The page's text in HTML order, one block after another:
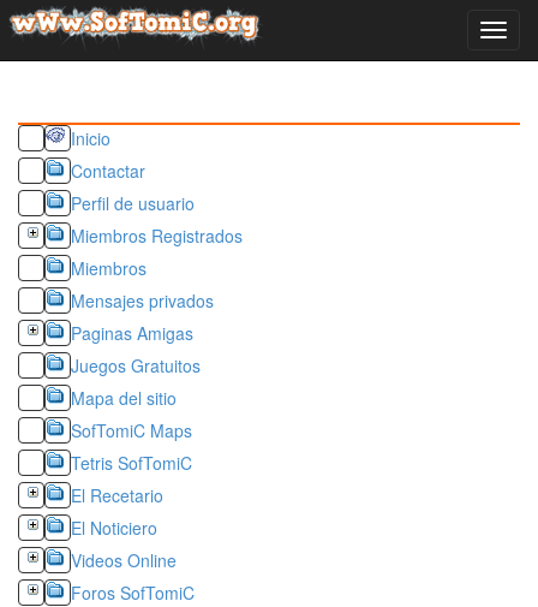
Inicio
Contactar
Perfil de usuario
Miembros Registrados
Miembros
Mensajes privados
Paginas Amigas
Juegos Gratuitos
Mapa del sitio
SofTomiC Maps
Tetris SofTomiC
El Recetario
El Noticiero
Videos Online
Foros SofTomiC